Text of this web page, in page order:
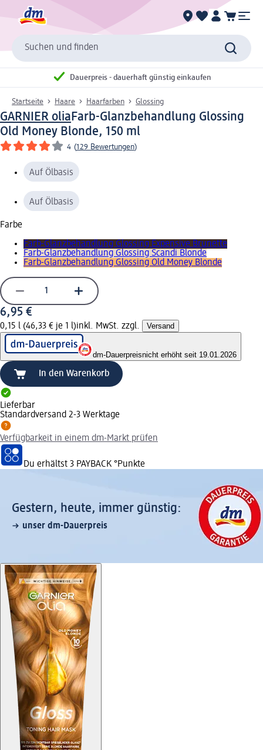
Suchen und finden
Dauerpreis - dauerhaft günstig einkaufen
Startseite Haare Haarfarben Glossing
GARNIER oliaFarb-Glanzbehandlung Glossing
Old Money Blonde, 150 ml
4 (129 Bewertungen)
Auf Ölbasis
Auf Ölbasis
Farbe
Farb-Glanzbehandlung Glossing Expensive Brunette
Farb-Glanzbehandlung Glossing Scandi Blonde
Farb-Glanzbehandlung Glossing Old Money Blonde
6,95 €
0,15 l (46,33 € je 1 l)inkl. MwSt. zzgl. Versand
dm-Dauerpreisnicht erhöht seit 19.01.2026
In den Warenkorb
Lieferbar
Standardversand 2-3 Werktage
Verfügbarkeit in einem dm-Markt prüfen
Du erhältst 3 PAYBACK °Punkte
Gestern, heute, immer günstig:
unser dm-Dauerpreis